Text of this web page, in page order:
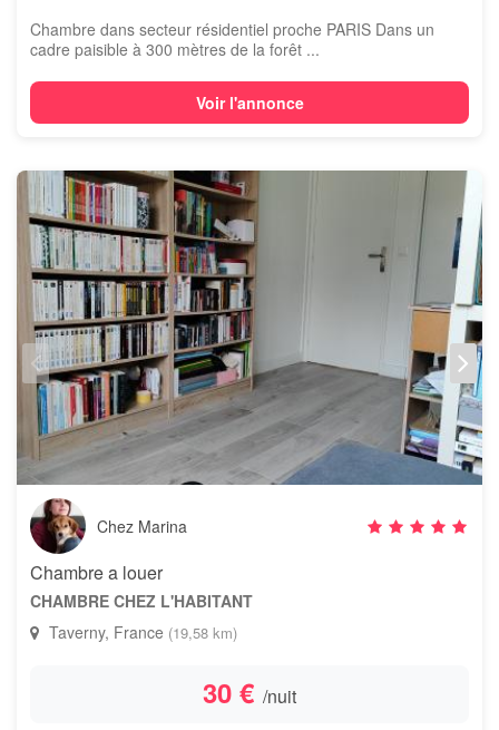
Chambre dans secteur résidentiel proche PARIS Dans un
cadre paisible à 300 mètres de la forêt ...
Voir l'annonce
Chez Marina
Chambre a louer
CHAMBRE CHEZ L'HABITANT
Taverny, France (19,58 km)
30 € /nuit